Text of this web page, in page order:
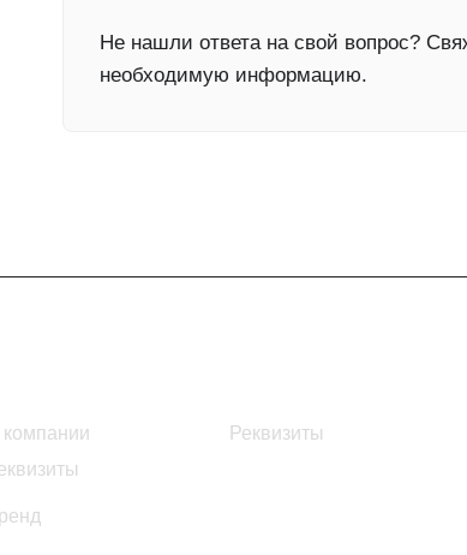
Не нашли ответа на свой вопрос?
необходимую информацию.
Реквизиты